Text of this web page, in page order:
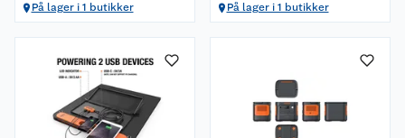
På lager i 1 butikker På lager i 1 butikker
Kundeservice
Butikker
Om oss
Nyheter
Våre merkevarer